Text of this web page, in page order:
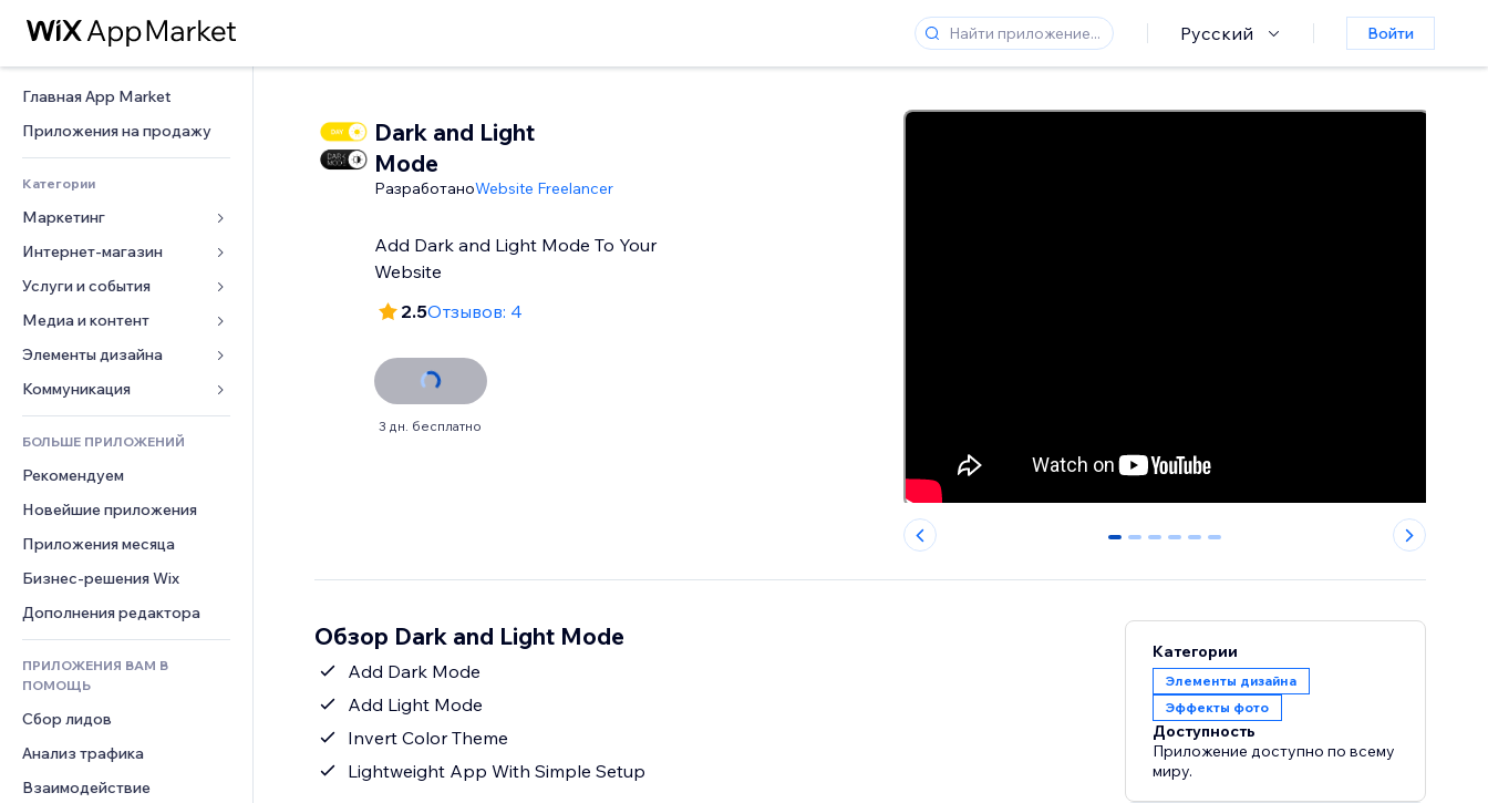
Русский Войти
Главная App Market
Приложения на продажу
Категории
Маркетинг
Реклама
Моб. версия
Веб-аналитика
Списки сайтов
Эл. почта
Интернет-магазин
Приложения для магазинов
Доставка
Кнопки продаж
Бухгалтерский учет
Купоны и лояльность
Складские услуги
Еда и напитки
Услуги и события
Отели
События
Рестораны
Недвижимость
Онлайн-запись
Медиа и контент
Галерея
Музыка
Подкасты
Фотография
Видео
PDF
Обмен файлами
Новости
Элементы дизайна
Карты и навигация
Конфиденциальность и
безопасность
Часы
Баннеры и значки
Калькуляторы
Погода
Графики и таблицы
Формы
Опросы
Чат
Комментарии
Телефон
Сообщество
Отзывы и комментарии
Управление отношениями с
клиентом (CRM)
БОЛЬШЕ ПРИЛОЖЕНИЙ
Рекомендуем
Новейшие приложения
Приложения месяца
Бизнес-решения Wix
Дополнения редактора
ПРИЛОЖЕНИЯ ВАМ В
ПОМОЩЬ
Сбор лидов
Анализ трафика
Взаимодействие
Dark and Light
Mode
РазработаноWebsite Freelancer
Add Dark and Light Mode To Your
Website
2.5Отзывов: 4
3 дн. бесплатно
0 1 2 3 4 5
Обзор Dark and Light Mode
Add Dark Mode
Add Light Mode
Invert Color Theme
Lightweight App With Simple Setup
Категории
Элементы дизайна
Эффекты фото
Доступность
Приложение доступно по всему
миру.